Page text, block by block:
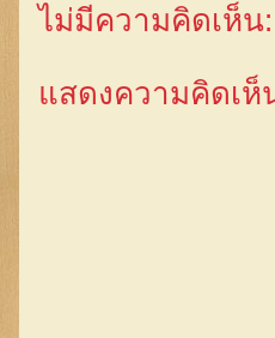
ไม่มีความคิดเห็น:
แสดงความคิดเห็